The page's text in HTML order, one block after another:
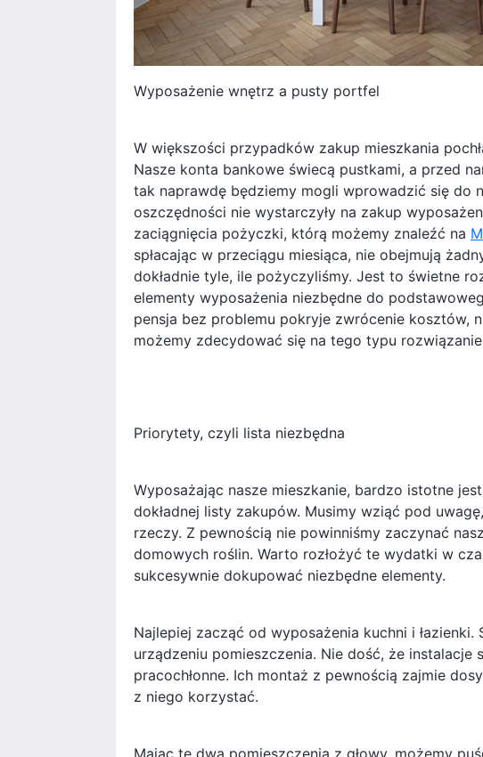
Wyposażenie wnętrz a pusty portfel
W większości przypadków zakup mieszkania
Nasze konta bankowe świecą pustkami, a przed
tak naprawdę będziemy mogli wprowadzić się do
oszczędności nie wystarczyły na zakup
zaciągnięcia pożyczki, którą możemy znaleźć na
spłacając w przeciągu miesiąca, nie obejmują
dokładnie tyle, ile pożyczyliśmy. Jest to świetne
elementy wyposażenia niezbędne do
pensja bez problemu pokryje zwrócenie kosztów,
możemy zdecydować się na tego typu
Priorytety, czyli lista niezbędna
Wyposażając nasze mieszkanie, bardzo istotne
dokładnej listy zakupów. Musimy wziąć pod
rzeczy. Z pewnością nie powinniśmy zaczynać
domowych roślin. Warto rozłożyć te wydatki w
sukcesywnie dokupować niezbędne elementy.
Najlepiej zacząć od wyposażenia kuchni i
urządzeniu pomieszczenia. Nie dość, że instalacje
pracochłonne. Ich montaż z pewnością zajmie
z niego korzystać.